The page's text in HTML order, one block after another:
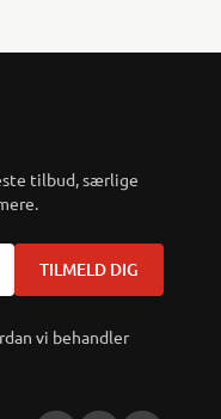
tilbud, særlige
TILMELD DIG
vi behandler